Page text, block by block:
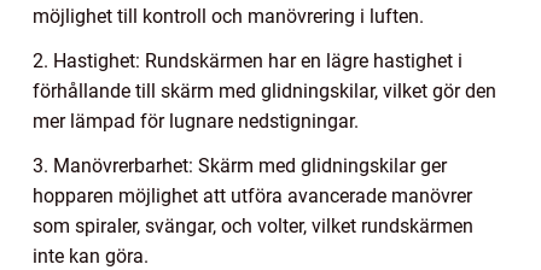
möjlighet till kontroll och manövrering i luften.
2. Hastighet: Rundskärmen har en lägre hastighet i
förhållande till skärm med glidningskilar, vilket gör den
mer lämpad för lugnare nedstigningar.
3. Manövrerbarhet: Skärm med glidningskilar ger
hopparen möjlighet att utföra avancerade manövrer
som spiraler, svängar, och volter, vilket rundskärmen
inte kan göra.